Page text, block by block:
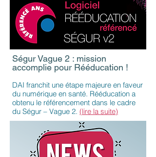
Ségur Vague 2 : mission
accomplie pour Rééducation !
DAI franchit une étape majeure en faveur
du numérique en santé. Rééducation a
obtenu le référencement dans le cadre
du Ségur – Vague 2. (lire la suite)